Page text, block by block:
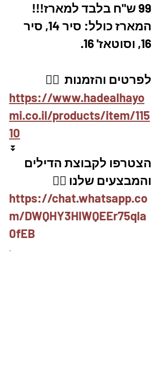
99 ש"ח בלבד למארז!!!
המארז כולל: סיר 14, סיר
16, וסוטאז' 16.
לפרטים והזמנות  👇🏼
https://www.hadealhayo
mi.co.il/products/item/115
10
⏬
הצטרפו לקבוצת הדילים
והמבצעים שלנו 👇🏽
https://chat.whatsapp.co
m/DWQHY3HIWQEEr75qla
0fEB
.